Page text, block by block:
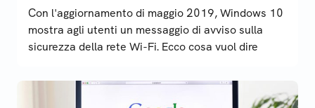
Con l'aggiornamento di maggio 2019, Windows 10
mostra agli utenti un messaggio di avviso sulla
sicurezza della rete Wi-Fi. Ecco cosa vuol dire